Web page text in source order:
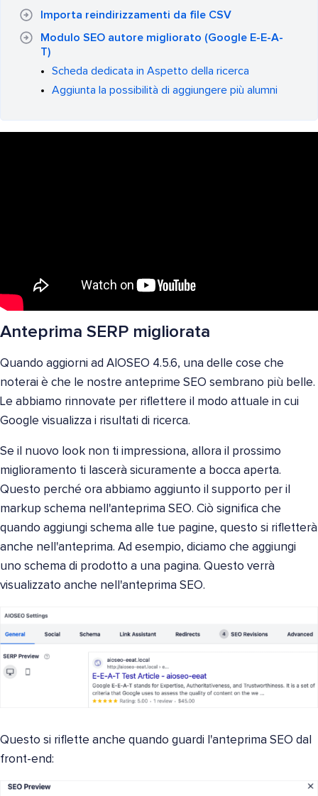
Importa reindirizzamenti da file CSV
Modulo SEO autore migliorato (Google E-E-A-
T)
Scheda dedicata in Aspetto della ricerca
Aggiunta la possibilità di aggiungere più alumni
Anteprima SERP migliorata
Quando aggiorni ad AIOSEO 4.5.6, una delle cose che
noterai è che le nostre anteprime SEO sembrano più belle.
Le abbiamo rinnovate per riflettere il modo attuale in cui
Google visualizza i risultati di ricerca.
Se il nuovo look non ti impressiona, allora il prossimo
miglioramento ti lascerà sicuramente a bocca aperta.
Questo perché ora abbiamo aggiunto il supporto per il
markup schema nell'anteprima SEO. Ciò significa che
quando aggiungi schema alle tue pagine, questo si rifletterà
anche nell'anteprima. Ad esempio, diciamo che aggiungi
uno schema di prodotto a una pagina. Questo verrà
visualizzato anche nell'anteprima SEO.
Questo si riflette anche quando guardi l'anteprima SEO dal
front-end: